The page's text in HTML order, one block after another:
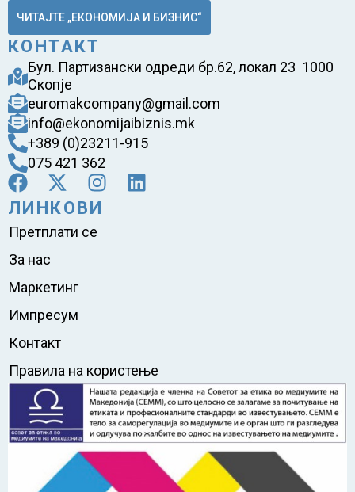
ЧИТАЈТЕ „ЕКОНОМИЈА И БИЗНИС“
КОНТАКТ
Бул. Партизански одреди бр.62, локал 23 1000
Скопје
euromakcompany@gmail.com
info@ekonomijaibiznis.mk
+389 (0)23211-915
075 421 362
ЛИНКОВИ
Претплати се
За нас
Маркетинг
Импресум
Контакт
Правила на користење